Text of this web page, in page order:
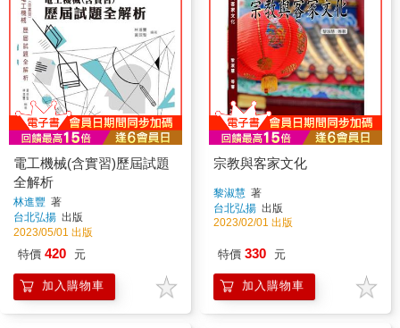
電工機械(含實習)歷屆試題
全解析
林進豐 著
台北弘揚 出版
2023/05/01 出版
特價 420 元
加入購物車
宗教與客家文化
黎淑慧 著
台北弘揚 出版
2023/02/01 出版
特價 330 元
加入購物車